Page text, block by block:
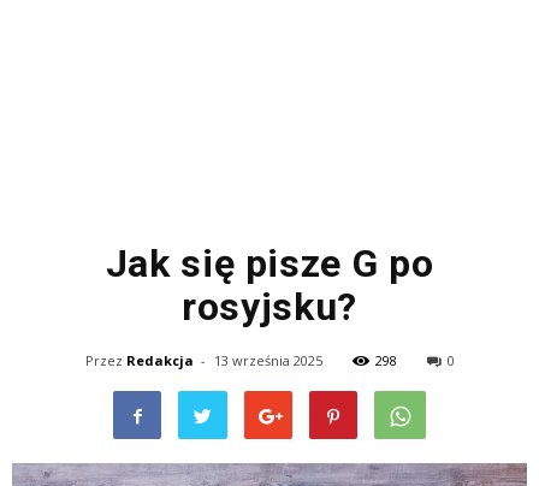
Jak się pisze G po
rosyjsku?
Przez Redakcja - 13 września 2025 298 0